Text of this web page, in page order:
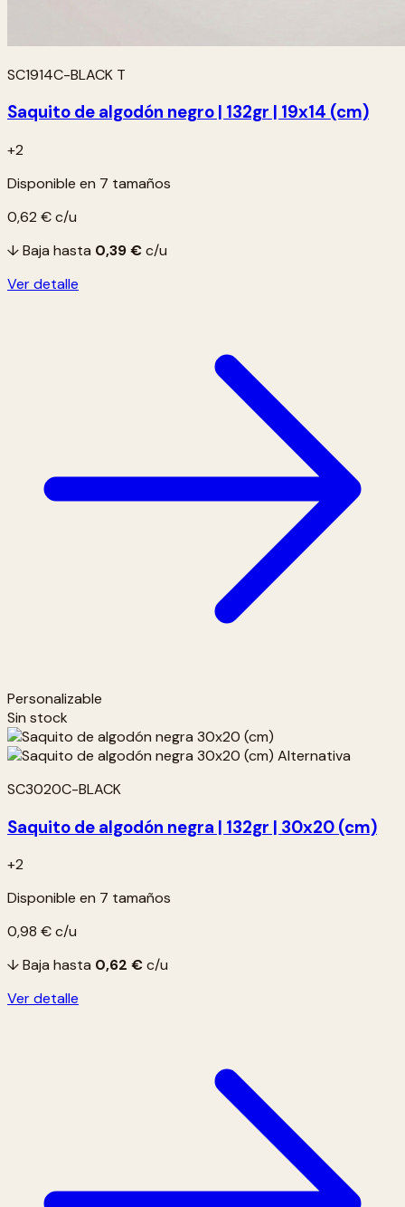
SC1914C-BLACK T
Saquito de algodón negro | 132gr | 19x14 (cm)
+2
Disponible en 7 tamaños
0,62 €c/u
↓ Baja hasta 0,39 €c/u
Ver detalle
Personalizable
Sin stock
SC3020C-BLACK
Saquito de algodón negra | 132gr | 30x20 (cm)
+2
Disponible en 7 tamaños
0,98 €c/u
↓ Baja hasta 0,62 €c/u
Ver detalle